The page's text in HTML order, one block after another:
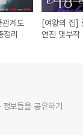
관계도
리
[여왕의 집]
연진 몇부작
보들을 공유하기